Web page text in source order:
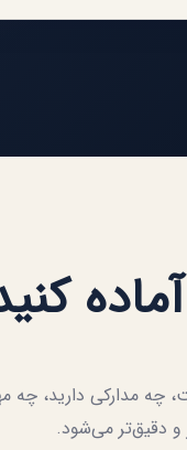
مدارکی دارید، چه
و دقیق‌تر می‌شود.